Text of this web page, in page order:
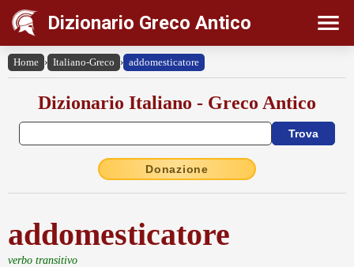
Dizionario Greco Antico
Home › Italiano-Greco › addomesticatore
Dizionario Italiano - Greco Antico
Donazione
addomesticatore
verbo transitivo